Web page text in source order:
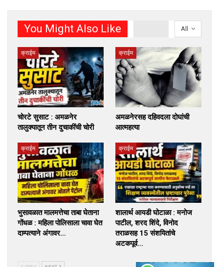
All
You Might Also Like
क्राईम
चोरटे सुसाट : अमळनेर
तालुक्यातून तीन दुचाकींची चोरी
क्राईम
अमळनेरसह दहिवदला दोघांची
आत्महत्या
क्राईम
भुसावळात मालमत्तेचा ताबा घेताना
गोंधळ : महिला पोलिसाला चावा घेत
दाम्पत्याने अंगावर…
क्राईम
शालार्थ आयडी घोटाळा : मनोज
पाटील, शरद शिंदे, विनोद
तराळसह 15 संशयितांचे
अटकपूर्व…